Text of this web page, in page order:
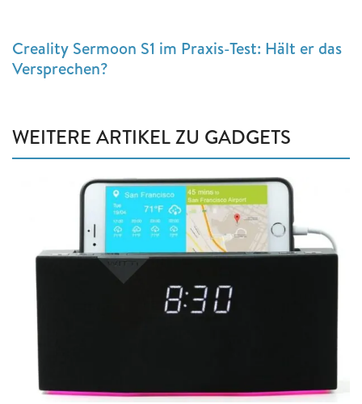
Creality Sermoon S1 im Praxis-Test: Hält er das
Versprechen?
WEITERE ARTIKEL ZU GADGETS